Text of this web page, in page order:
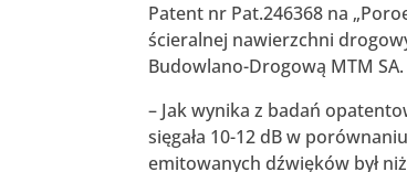
Patent nr Pat.246368 na
ścieralnej nawierzchni
Budowlano-Drogową MTM SA.
– Jak wynika z badań
sięgała 10-12 dB w
emitowanych dźwięków był